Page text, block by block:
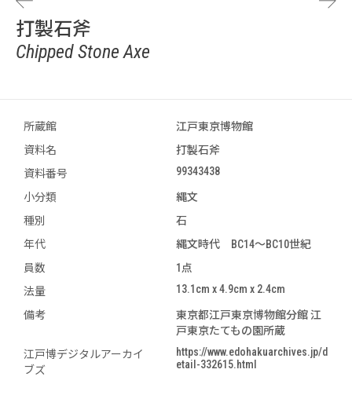
打製石斧
Chipped Stone Axe
所蔵館
江戸東京博物館
資料名
打製石斧
資料番号
99343438
小分類
縄文
種別
石
年代
縄文時代 BC14～BC10世紀
員数
1点
法量
13.1cm x 4.9cm x 2.4cm
備考
東京都江戸東京博物館分館 江
戸東京たてもの園所蔵
江戸博デジタルアーカイ
ブズ
https://www.edohakuarchives.jp/d
etail-332615.html